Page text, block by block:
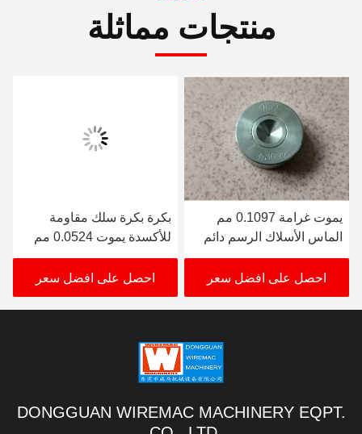
منتجات مماثلة
يموت غرامة 0.1097 مم
الماس الأسلاك الرسم دائم
كربيد التنجستن
احصل على افضل سعر
بكرة بكرة سلك مقاومة
للأكسدة يموت 0.0524 مم
لآلة سحب النحاس
احصل على افضل سعر
DONGGUAN WIREMAC MACHINERY EQPT.